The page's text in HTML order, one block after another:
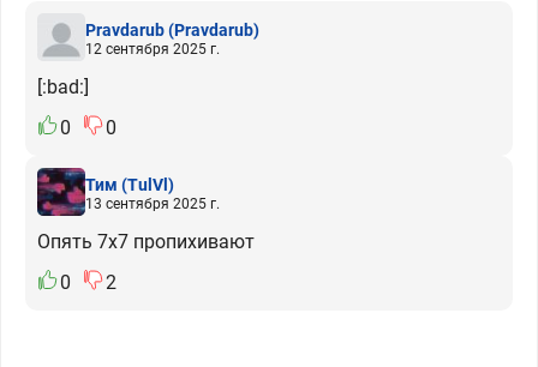
Pravdarub(Pravdarub)
12 сентября 2025 г.
[:bad:]
0
0
Тим (TulVl)
13 сентября 2025 г.
Опять 7х7 пропихивают
0
2